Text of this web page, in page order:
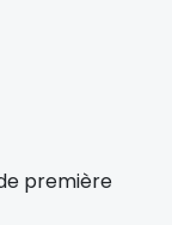
première